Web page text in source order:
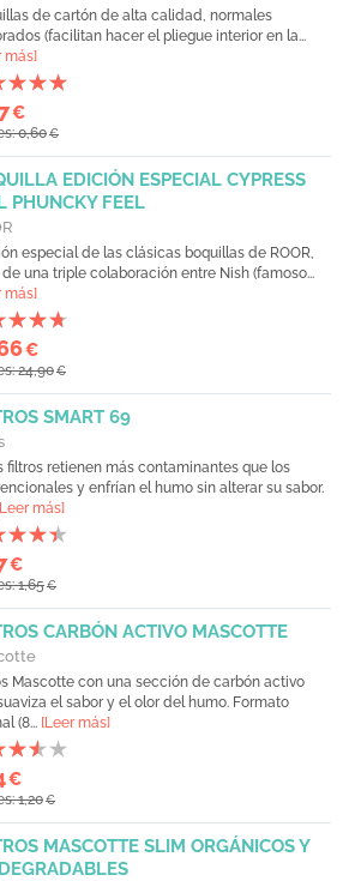
de cartón de alta calidad, normales
(facilitan hacer el pliegue interior en la...
más]
€
0,60€
EDICIÓN ESPECIAL CYPRESS
PHUNCKY FEEL
especial de las clásicas boquillas de ROOR,
una triple colaboración entre Nish (famoso...
más]
€
24,90€
SMART 69
filtros retienen más contaminantes que los
y enfrían el humo sin alterar su sabor.
más]
€
1,65€
CARBÓN ACTIVO MASCOTTE
Mascotte con una sección de carbón activo
el sabor y el olor del humo. Formato
(8... [Leer más]
€
1,20€
MASCOTTE SLIM ORGÁNICOS Y